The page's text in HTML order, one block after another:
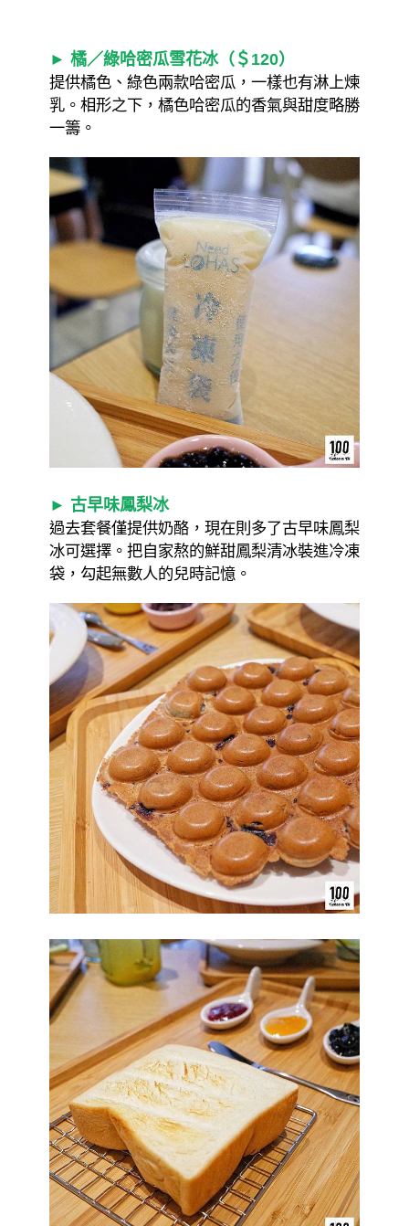
► 橘／綠哈密瓜雪花冰（＄120）
提供橘色、綠色兩款哈密瓜，一樣也有淋上煉
乳。相形之下，橘色哈密瓜的香氣與甜度略勝
一籌。
► 古早味鳳梨冰
過去套餐僅提供奶酪，現在則多了古早味鳳梨
冰可選擇。把自家熬的鮮甜鳳梨清冰裝進冷凍
袋，勾起無數人的兒時記憶。